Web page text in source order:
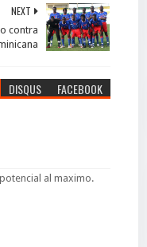
NEXT
contra
DISQUS FACEBOOK
al maximo.